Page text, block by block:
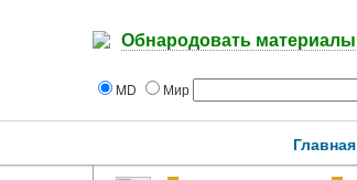
Обнародовать материалы
MD Мир
Главная